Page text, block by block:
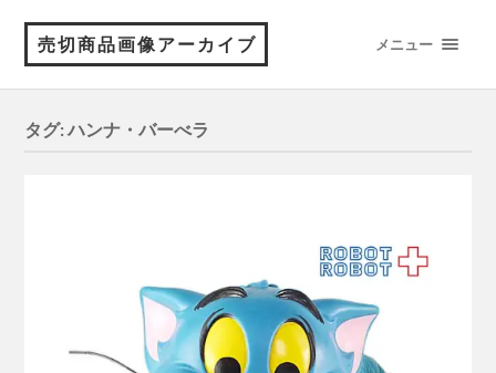
売切商品画像アーカイブ メニュー
タグ:ハンナ・バーべラ